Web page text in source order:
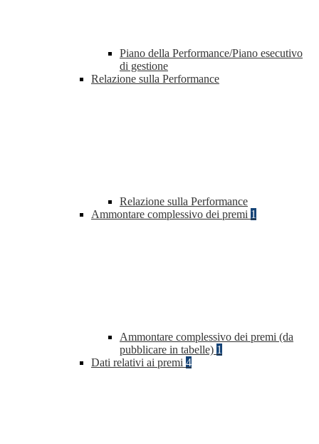
Piano della Performance/Piano esecutivo
di gestione
Relazione sulla Performance
Relazione sulla Performance
Ammontare complessivo dei premi 1
Ammontare complessivo dei premi (da
pubblicare in tabelle) 1
Dati relativi ai premi 4